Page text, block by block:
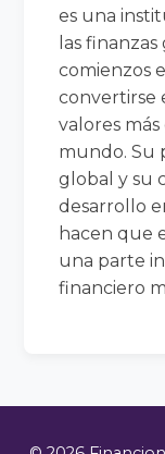
es una
las
comienzos
convertirse
valores más
mundo. Su
global y su
desarrollo
hacen que
una parte
financiero